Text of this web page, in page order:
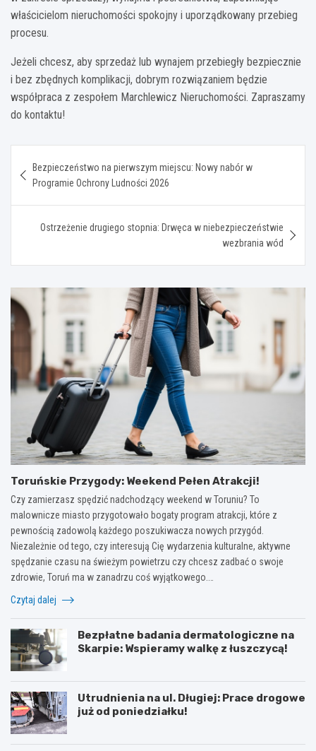
właścicielom nieruchomości spokojny i uporządkowany przebieg
procesu.
Jeżeli chcesz, aby sprzedaż lub wynajem przebiegły bezpiecznie
i bez zbędnych komplikacji, dobrym rozwiązaniem będzie
współpraca z zespołem Marchlewicz Nieruchomości. Zapraszamy
do kontaktu!
wpisu
Bezpieczeństwo na pierwszym miejscu: Nowy nabór w
Programie Ochrony Ludności 2026
Ostrzeżenie drugiego stopnia: Drwęca w niebezpieczeństwie
wezbrania wód
Toruńskie Przygody: Weekend Pełen Atrakcji!
Czy zamierzasz spędzić nadchodzący weekend w Toruniu? To
malownicze miasto przygotowało bogaty program atrakcji, które z
pewnością zadowolą każdego poszukiwacza nowych przygód.
Niezależnie od tego, czy interesują Cię wydarzenia kulturalne, aktywne
spędzanie czasu na świeżym powietrzu czy chcesz zadbać o swoje
zdrowie, Toruń ma w zanadrzu coś wyjątkowego.…
Czytaj dalej
Bezpłatne badania dermatologiczne na
Skarpie: Wspieramy walkę z łuszczycą!
Utrudnienia na ul. Długiej: Prace drogowe
już od poniedziałku!